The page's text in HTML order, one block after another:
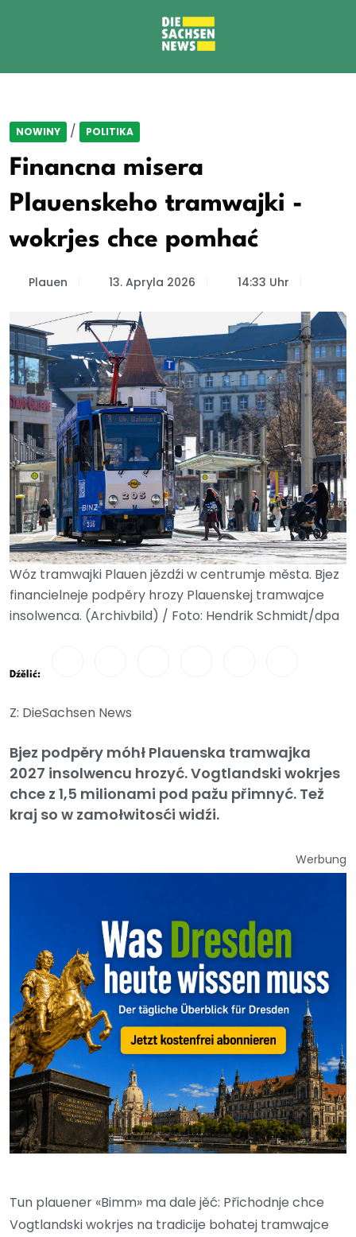
NOWINY / POLITIKA
Financna misera
Plauenskeho tramwajki -
wokrjes chce pomhać
Plauen 13. Apryla 2026 14:33 Uhr
Wóz tramwajki Plauen jězdźi w centrumje města. Bjez
financielneje podpěry hrozy Plauenskej tramwajce
insolwenca. (Archivbild) / Foto: Hendrik Schmidt/dpa
Dźělić:
Z: DieSachsen News
Bjez podpěry móhł Plauenska tramwajka
2027 insolwencu hrozyć. Vogtlandski wokrjes
chce z 1,5 milionami pod pažu přimnyć. Tež
kraj so w zamołwitosći widźi.
Werbung
Tun plauener «Bimm» ma dale jěć: Přichodnje chce
Vogtlandski wokrjes na tradicije bohatej tramwajce